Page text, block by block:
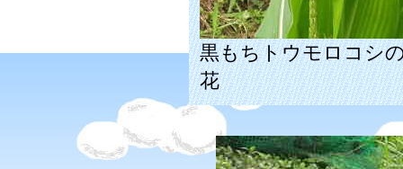
黒もちトウモロコシ
花